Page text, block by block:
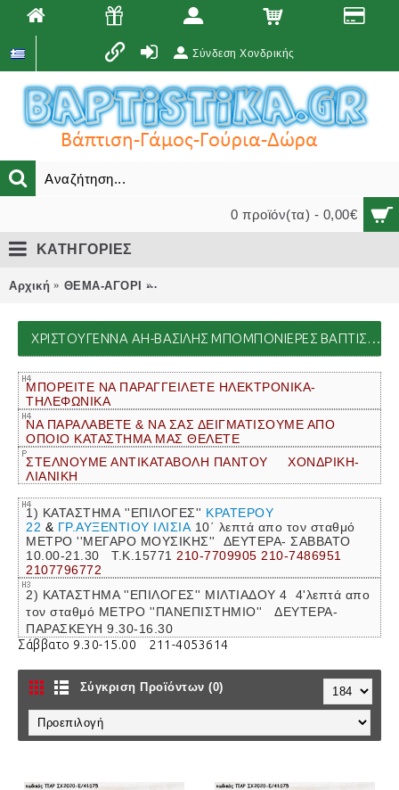
Σύνδεση Χονδρικής
0 προϊόν(τα) - 0,00€
ΚΑΤΗΓΟΡΙΕΣ
Αρχική ΘΕΜΑ-ΑΓΟΡΙ ΧΡΙΣΤΟΥΓΕΝΝΑ ΑΗ-ΒΑΣΙΛΗΣ
ΧΡΙΣΤΟΥΓΕΝΝΑ ΑΗ-ΒΑΣΙΛΗΣ ΜΠΟΜΠΟΝΙΈΡΕΣ ΒΆΠΤΙΣΗΣ,ΣΤΟΛΙΣΜΟΊ ΕΚΚΛΗΣΊΑΣ,ΒΑΠΤΙΣΤΙΚΆ ΠΑΚΈΤΑ,ΔΏΡΑ ΠΆΡΤΙ, ΜΑΙΕΥΤΗΡΊΟΥ
ΜΠΟΡΕΙΤΕ ΝΑ ΠΑΡΑΓΓΕΙΛΕΤΕ ΗΛΕΚΤΡΟΝΙΚΑ-
ΤΗΛΕΦΩΝΙΚΑ
ΝΑ ΠΑΡΑΛΑΒΕΤΕ & ΝΑ ΣΑΣ ΔΕΙΓΜΑΤΙΣΟΥΜΕ ΑΠΟ
ΟΠΟΙΟ ΚΑΤΑΣΤΗΜΑ ΜΑΣ ΘΕΛΕΤΕ
ΣΤΕΛΝΟΥΜΕ ΑΝΤΙΚΑΤΑΒΟΛΗ ΠΑΝΤΟΥ ΧΟΝΔΡΙΚΗ-
ΛΙΑΝΙΚΗ
1) ΚΑΤΑΣΤΗΜΑ ''ΕΠΙΛΟΓΕΣ'' ΚΡΑΤΕΡΟΥ
22 & ΓΡ.ΑΥΞΕΝΤΙΟΥ ΙΛΙΣΙΑ 10΄ λεπτά απο τον σταθμό
ΜΕΤΡΟ ''ΜΕΓΑΡΟ ΜΟΥΣΙΚΗΣ''
ΔΕΥΤΕΡΑ- ΣΑΒΒΑΤΟ
10.00-21.30 Τ.Κ.15771 210-7709905 210-7486951
2107796772
2) ΚΑΤΑΣΤΗΜΑ ''ΕΠΙΛΟΓΕΣ'' ΜΙΛΤΙΑΔΟΥ 4 4'λεπτά απο
τον σταθμό ΜΕΤΡΟ ''ΠΑΝΕΠΙΣΤΗΜΙΟ'' ΔΕΥΤΕΡΑ-
ΠΑΡΑΣΚΕΥΗ 9.30-16.30
Σάββατο 9.30-15.00 211-4053614
Σύγκριση Προϊόντων (0)